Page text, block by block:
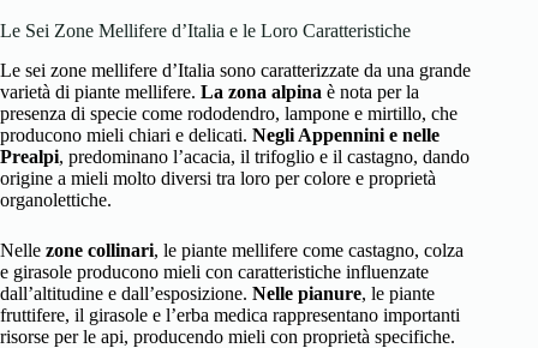
Le Sei Zone Mellifere d’Italia e le Loro Caratteristiche
Le sei zone mellifere d’Italia sono caratterizzate da una grande
varietà di piante mellifere. La zona alpina è nota per la
presenza di specie come rododendro, lampone e mirtillo, che
producono mieli chiari e delicati. Negli Appennini e nelle
Prealpi, predominano l’acacia, il trifoglio e il castagno, dando
origine a mieli molto diversi tra loro per colore e proprietà
organolettiche.
Nelle zone collinari, le piante mellifere come castagno, colza
e girasole producono mieli con caratteristiche influenzate
dall’altitudine e dall’esposizione. Nelle pianure, le piante
fruttifere, il girasole e l’erba medica rappresentano importanti
risorse per le api, producendo mieli con proprietà specifiche.